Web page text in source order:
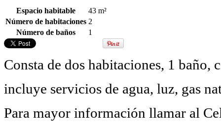
Espacio habitable
43 m²
Número de habitaciones 2
Número de baños
1
Consta de dos habitaciones, 1 baño,
incluye servicios de agua, luz, gas
Para mayor información llamar al